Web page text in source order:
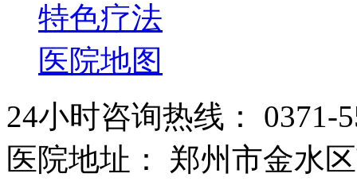
特色疗法
医院地图
24小时咨询热线： 0371-
医院地址： 郑州市金水